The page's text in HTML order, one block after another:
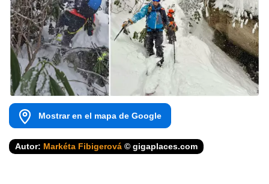
Mostrar en el mapa de Google
Autor: Markéta Fibigerová © gigaplaces.com